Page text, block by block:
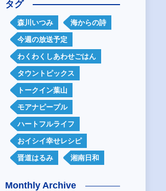
タグ
森川いつみ 海からの詩
今週の放送予定
わくわくしあわせごはん
タウントピックス
トークイン葉山
モアナピープル
ハートフルライフ
おイシイ幸せレシピ
晋道はるみ 湘南日和
Monthly Archive